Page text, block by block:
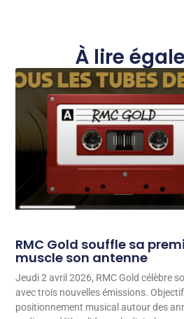
À lire
RMC Gold souffle sa
muscle son antenne
Jeudi 2 avril 2026, RMC Gold célèbre
avec trois nouvelles émissions.
positionnement musical autour des